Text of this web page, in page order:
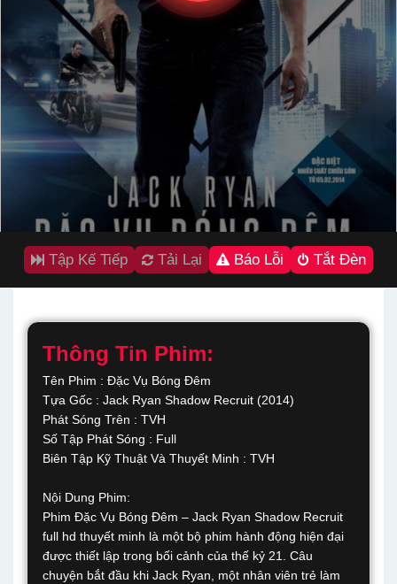
Tập Kế Tiếp Tải Lại Báo Lỗi Tắt Đèn
Thông Tin Phim:
Tên Phim : Đặc Vụ Bóng Đêm
Tựa Gốc : Jack Ryan Shadow Recruit (2014)
Phát Sóng Trên : TVH
Số Tập Phát Sóng : Full
Biên Tập Kỹ Thuật Và Thuyết Minh : TVH
Nội Dung Phim:
Phim Đặc Vụ Bóng Đêm – Jack Ryan Shadow Recruit
full hd thuyết minh là một bộ phim hành động hiện đại
được thiết lập trong bối cảnh của thế kỷ 21. Câu
chuyện bắt đầu khi Jack Ryan, một nhân viên trẻ làm